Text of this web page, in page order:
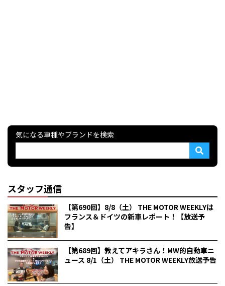
気になる車種やブランドを検索
スタッフ通信
【第690回】8/8（土） THE MOTOR WEEKLYは
フランス＆ドイツの新車レポート！【放送予
告】
【第689回】教えてアキラさん！MW的自動車ニ
ュース 8/1（土） THE MOTOR WEEKLY放送予告